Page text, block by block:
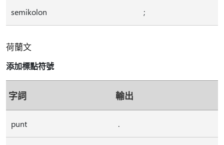
semikolon ;
荷蘭文
添加標點符號
字詞 輸出
punt .